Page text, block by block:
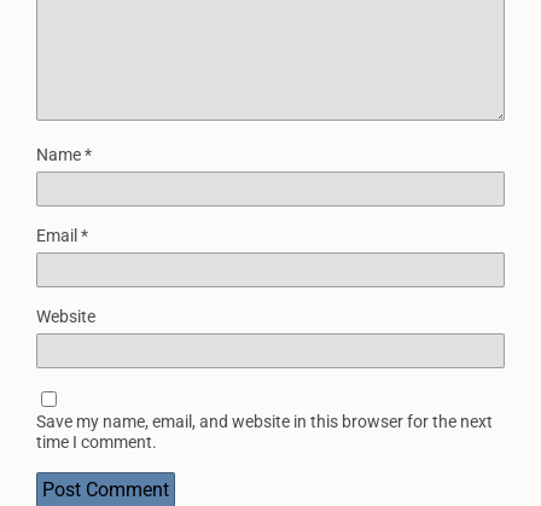
Name*
Email *
Website
Save my name, email, and website in this browser for the next
time I comment.